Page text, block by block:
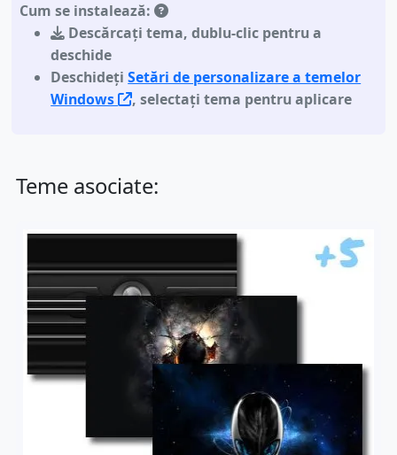
Cum se instalează:
Descărcați tema,dublu-clic pentru a
deschide
DeschidețiSetări de personalizare a temelor
Windows
, selectați tema pentru aplicare
Teme asociate: